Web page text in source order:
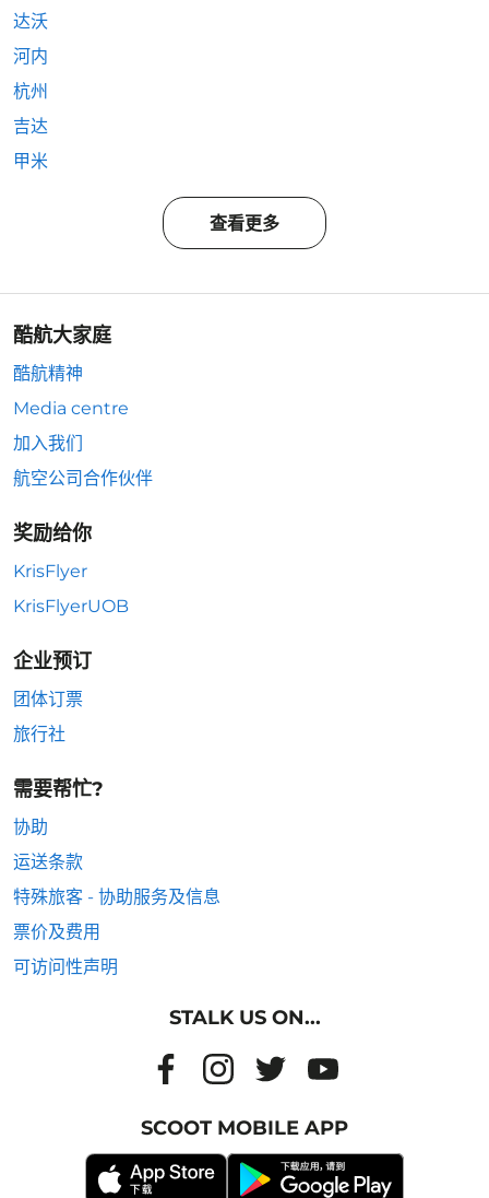
达沃
河内
杭州
吉达
甲米
查看更多
酷航大家庭
酷航精神
Media centre
加入我们
航空公司合作伙伴
奖励给你
KrisFlyer
KrisFlyerUOB
企业预订
团体订票
旅行社
需要帮忙?
协助
运送条款
特殊旅客 - 协助服务及信息
票价及费用
可访问性声明
STALK US ON...
SCOOT MOBILE APP